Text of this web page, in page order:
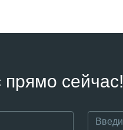
сейчас!